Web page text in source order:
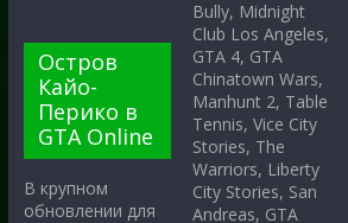
Остров
Кайо-
Перико в
GTA Online
В крупном
обновлении для
Bully, Midnight
Club Los Angeles,
GTA 4, GTA
Chinatown Wars,
Manhunt 2, Table
Tennis, Vice City
Stories, The
Warriors, Liberty
City Stories, San
Andreas, GTA